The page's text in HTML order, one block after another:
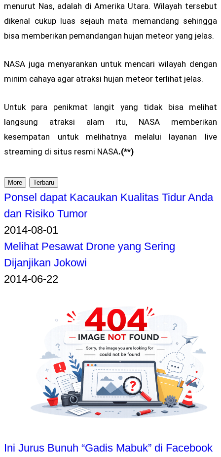
menurut Nas, adalah di Amerika Utara. Wilayah tersebut
dikenal cukup luas sejauh mata memandang sehingga
bisa memberikan pemandangan hujan meteor yang jelas.
NASA juga menyarankan untuk mencari wilayah dengan
minim cahaya agar atraksi hujan meteor terlihat jelas.
Untuk para penikmat langit yang tidak bisa melihat
langsung atraksi alam itu, NASA memberikan
kesempatan untuk melihatnya melalui layanan live
streaming di situs resmi NASA.(**)
More Terbaru
Ponsel dapat Kacaukan Kualitas Tidur Anda
dan Risiko Tumor
2014-08-01
Melihat Pesawat Drone yang Sering
Dijanjikan Jokowi
2014-06-22
Ini Jurus Bunuh “Gadis Mabuk” di Facebook